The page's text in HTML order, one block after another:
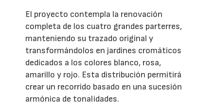
El proyecto contempla la renovación
completa de los cuatro grandes parterres,
manteniendo su trazado original y
transformándolos en jardines cromáticos
dedicados a los colores blanco, rosa,
amarillo y rojo. Esta distribución permitirá
crear un recorrido basado en una sucesión
armónica de tonalidades.